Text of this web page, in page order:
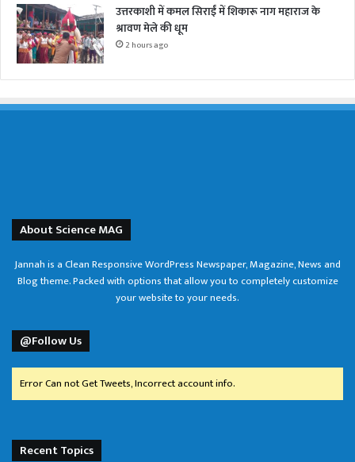
उत्तरकाशी में कमल सिराईं में शिकारू नाग महाराज के
श्रावण मेले की धूम
2 hours ago
About Science MAG
Jannah is a Clean Responsive WordPress Newspaper, Magazine, News and
Blog theme. Packed with options that allow you to completely customize
your website to your needs.
@Follow Us
Error Can not Get Tweets, Incorrect account info.
Recent Topics